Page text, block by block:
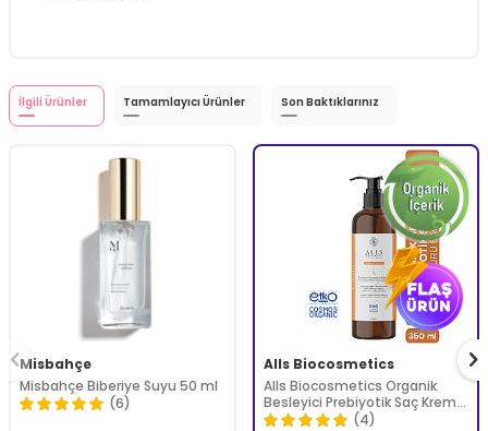
İlgili Ürünler Tamamlayıcı Ürünler Son Baktıklarınız
Misbahçe
Misbahçe Biberiye Suyu 50 ml
(6)
Alls Biocosmetics
Alls Biocosmetics Organik
Besleyici Prebiyotik Saç Kremi
350 ml
(4)